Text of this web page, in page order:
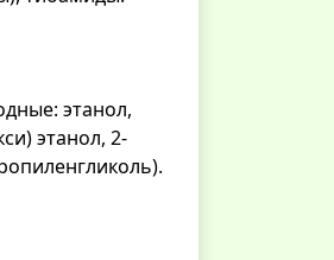
этанол,
этанол, 2-